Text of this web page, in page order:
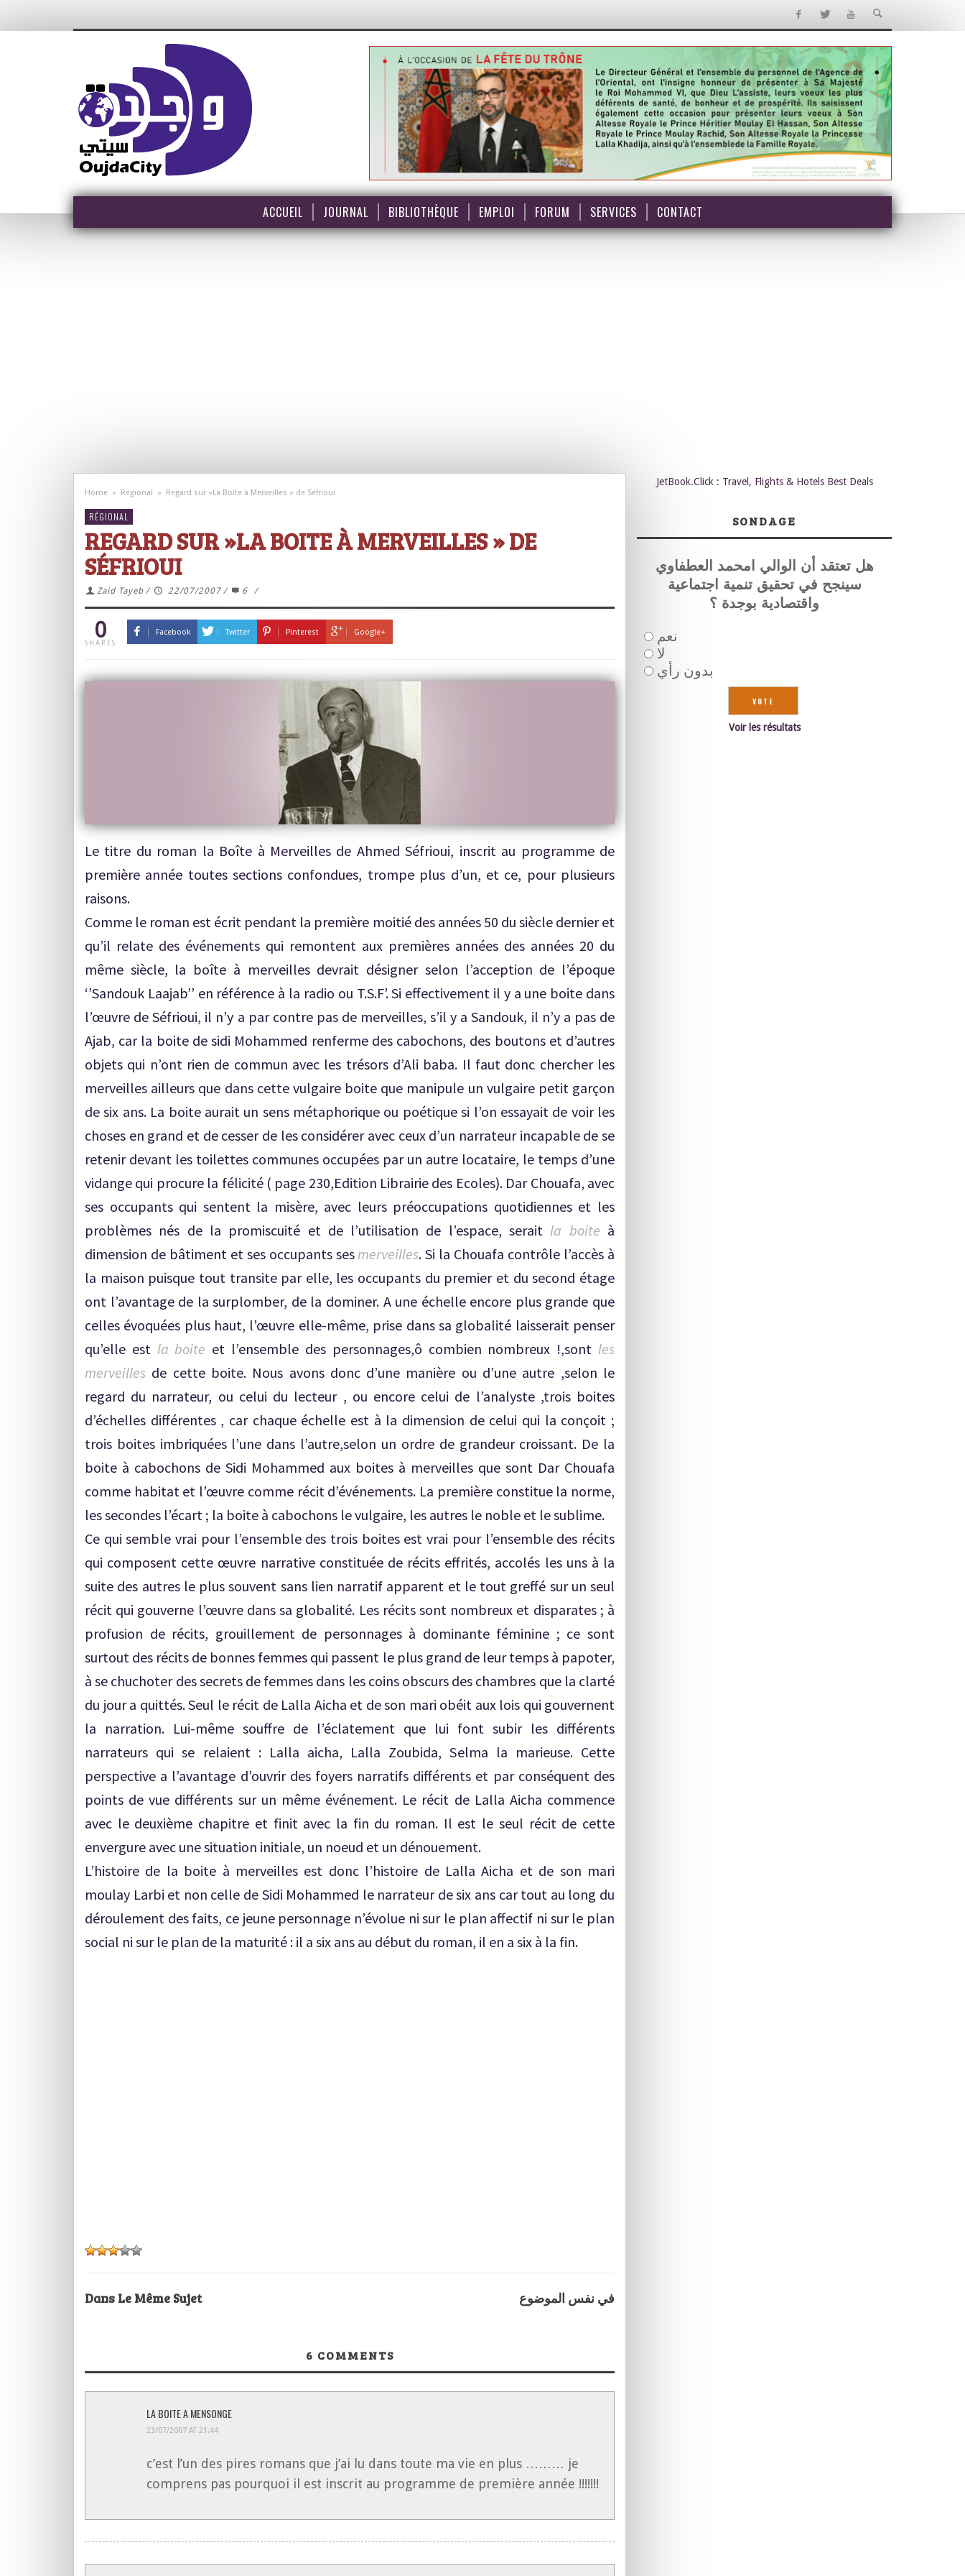
ACCUEIL JOURNAL BIBLIOTHÈQUE EMPLOI FORUM SERVICES CONTACT
Home » Régional » Regard sur »La Boite à Merveilles » de Séfrioui
RÉGIONAL
REGARD SUR »LA BOITE À MERVEILLES » DE
SÉFRIOUI
Zaid Tayeb / 22/07/2007 / 6 /
0
SHARES
Facebook Twitter Pinterest Google+
Le titre du roman la Boîte à Merveilles de Ahmed Séfrioui, inscrit au programme de
première année toutes sections confondues, trompe plus d’un, et ce, pour plusieurs
raisons.
Comme le roman est écrit pendant la première moitié des années 50 du siècle dernier et
qu’il relate des événements qui remontent aux premières années des années 20 du
même siècle, la boîte à merveilles devrait désigner selon l’acception de l’époque
‘’Sandouk Laajab’’ en référence à la radio ou T.S.F’. Si effectivement il y a une boite dans
l’œuvre de Séfrioui, il n’y a par contre pas de merveilles, s’il y a Sandouk, il n’y a pas de
Ajab, car la boite de sidi Mohammed renferme des cabochons, des boutons et d’autres
objets qui n’ont rien de commun avec les trésors d’Ali baba. Il faut donc chercher les
merveilles ailleurs que dans cette vulgaire boite que manipule un vulgaire petit garçon
de six ans. La boite aurait un sens métaphorique ou poétique si l’on essayait de voir les
choses en grand et de cesser de les considérer avec ceux d’un narrateur incapable de se
retenir devant les toilettes communes occupées par un autre locataire, le temps d’une
vidange qui procure la félicité ( page 230,Edition Librairie des Ecoles). Dar Chouafa, avec
ses occupants qui sentent la misère, avec leurs préoccupations quotidiennes et les
problèmes nés de la promiscuité et de l’utilisation de l’espace, serait la boite à
dimension de bâtiment et ses occupants sesmerveilles. Si la Chouafa contrôle l’accès à
la maison puisque tout transite par elle, les occupants du premier et du second étage
ont l’avantage de la surplomber, de la dominer. A une échelle encore plus grande que
celles évoquées plus haut, l’œuvre elle-même, prise dans sa globalité laisserait penser
qu’elle est la boite et l’ensemble des personnages,ô combien nombreux !,sont les
merveilles de cette boite. Nous avons donc d’une manière ou d’une autre ,selon le
regard du narrateur, ou celui du lecteur , ou encore celui de l’analyste ,trois boites
d’échelles différentes , car chaque échelle est à la dimension de celui qui la conçoit ;
trois boites imbriquées l’une dans l’autre,selon un ordre de grandeur croissant. De la
boite à cabochons de Sidi Mohammed aux boites à merveilles que sont Dar Chouafa
comme habitat et l’œuvre comme récit d’événements. La première constitue la norme,
les secondes l’écart ; la boite à cabochons le vulgaire, les autres le noble et le sublime.
Ce qui semble vrai pour l’ensemble des trois boites est vrai pour l’ensemble des récits
qui composent cette œuvre narrative constituée de récits effrités, accolés les uns à la
suite des autres le plus souvent sans lien narratif apparent et le tout greffé sur un seul
récit qui gouverne l’œuvre dans sa globalité. Les récits sont nombreux et disparates ; à
profusion de récits, grouillement de personnages à dominante féminine ; ce sont
surtout des récits de bonnes femmes qui passent le plus grand de leur temps à papoter,
à se chuchoter des secrets de femmes dans les coins obscurs des chambres que la clarté
du jour a quittés. Seul le récit de Lalla Aicha et de son mari obéit aux lois qui gouvernent
la narration. Lui-même souffre de l’éclatement que lui font subir les différents
narrateurs qui se relaient : Lalla aicha, Lalla Zoubida, Selma la marieuse. Cette
perspective a l’avantage d’ouvrir des foyers narratifs différents et par conséquent des
points de vue différents sur un même événement. Le récit de Lalla Aicha commence
avec le deuxième chapitre et finit avec la fin du roman. Il est le seul récit de cette
envergure avec une situation initiale, un noeud et un dénouement.
L’histoire de la boite à merveilles est donc l’histoire de Lalla Aicha et de son mari
moulay Larbi et non celle de Sidi Mohammed le narrateur de six ans car tout au long du
déroulement des faits, ce jeune personnage n’évolue ni sur le plan affectif ni sur le plan
social ni sur le plan de la maturité : il a six ans au début du roman, il en a six à la fin.
Dans Le Même Sujet في نفس الموضوع
6 COMMENTS
LA BOITE A MENSONGE
23/07/2007 AT 21:44
c’est l’un des pires romans que j’ai lu dans toute ma vie en plus ……… je
comprens pas pourquoi il est inscrit au programme de première année !!!!!!!
JetBook.Click : Travel, Flights & Hotels Best Deals
SONDAGE
هل تعتقد أن الوالي امحمد العطفاوي
سينجح في تحقيق تنمية اجتماعية
واقتصادية بوجدة ؟
نعم
لا
بدون رأي
Voir les résultats